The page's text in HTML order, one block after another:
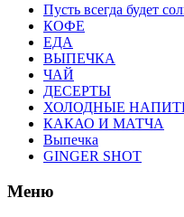
Пусть всегда будет
КОФЕ
ЕДА
ВЫПЕЧКА
ЧАЙ
ДЕСЕРТЫ
ХОЛОДНЫЕ
КАКАО И МАТЧА
Выпечка
GINGER SHOT
Меню